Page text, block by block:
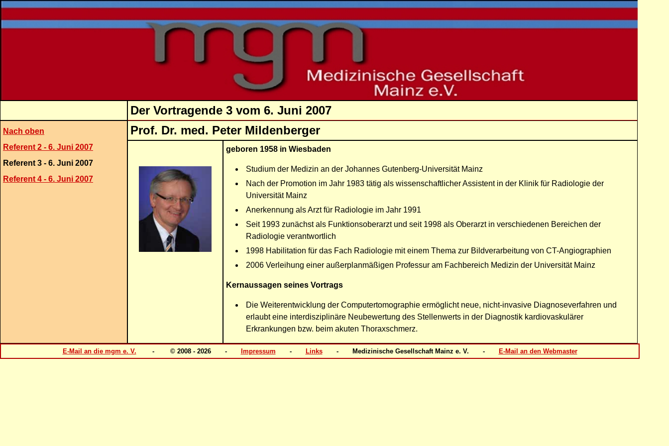
Der Vortragende 3 vom 6. Juni 2007
Nach oben
Referent 2 - 6. Juni 2007
Referent 3 - 6. Juni 2007
Referent 4 - 6. Juni 2007
Prof. Dr. med. Peter Mildenberger
geboren 1958 in Wiesbaden
Studium der Medizin an der Johannes Gutenberg-Universität Mainz
Nach der Promotion im Jahr 1983 tätig als wissenschaftlicher Assistent in der Klinik für Radiologie der
Universität Mainz
Anerkennung als Arzt für Radiologie im Jahr 1991
Seit 1993 zunächst als Funktionsoberarzt und seit 1998 als Oberarzt in verschiedenen Bereichen der
Radiologie verantwortlich
1998 Habilitation für das Fach Radiologie mit einem Thema zur Bildverarbeitung von CT-Angiographien
2006 Verleihung einer außerplanmäßigen Professur am Fachbereich Medizin der Universität Mainz
Kernaussagen seines Vortrags
Die Weiterentwicklung der Computertomographie ermöglicht neue, nicht-invasive Diagnoseverfahren und
erlaubt eine interdisziplinäre Neubewertung des Stellenwerts in der Diagnostik kardiovaskulärer
Erkrankungen bzw. beim akuten Thoraxschmerz.
E-Mail an die mgm e. V. - © 2008 - 2026 - Impressum - Links- Medizinische Gesellschaft Mainz e. V. - E-Mail an den Webmaster